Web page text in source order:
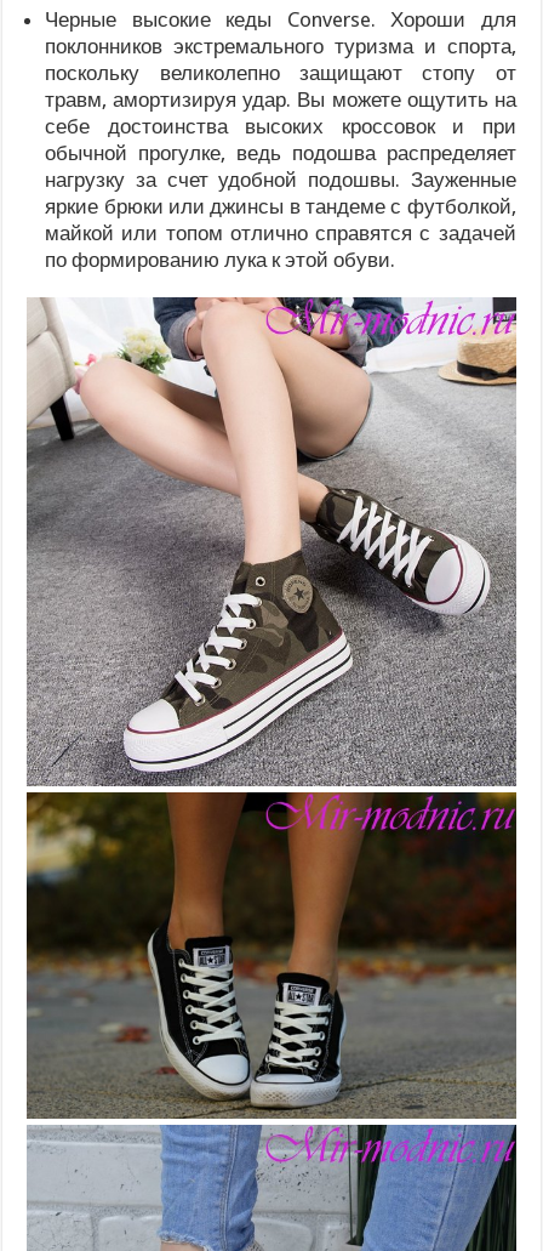
Черные высокие кеды Converse. Хороши для
поклонников экстремального туризма и спорта,
поскольку великолепно защищают стопу от
травм, амортизируя удар. Вы можете ощутить на
себе достоинства высоких кроссовок и при
обычной прогулке, ведь подошва распределяет
нагрузку за счет удобной подошвы. Зауженные
яркие брюки или джинсы в тандеме с футболкой,
майкой или топом отлично справятся с задачей
по формированию лука к этой обуви.